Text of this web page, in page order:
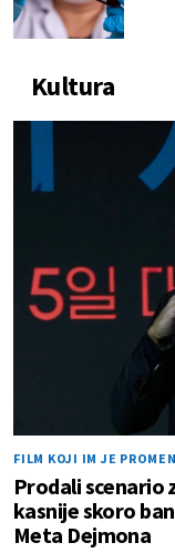
Kultura
FILM KOJI IM JE
Prodali scenario
kasnije skoro
Meta Dejmona